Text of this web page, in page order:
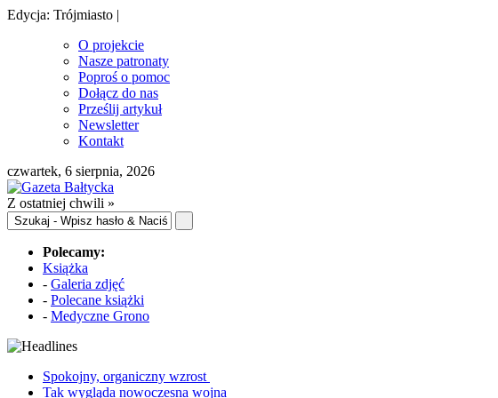
Edycja: Trójmiasto |
O projekcie
Nasze patronaty
Poproś o pomoc
Dołącz do nas
Prześlij artykuł
Newsletter
Kontakt
czwartek, 6 sierpnia, 2026
Z ostatniej chwili »
Polecamy:
Książka
- Galeria zdjęć
- Polecane książki
- Medyczne Grono
Spokojny, organiczny wzrost
Tak wygląda nowoczesna wojna